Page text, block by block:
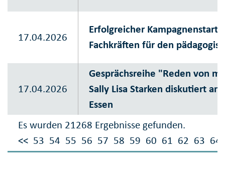
Es wurden 21268 Ergebnisse gefunden.
<< 53 54 55 56 57 58 59 60 61 62 63 64
17.04.2026
Erfolgreicher Kampagnenstart
Fachkräften für den
17.04.2026
Gesprächsreihe "Reden von
Sally Lisa Starken diskutiert
Essen